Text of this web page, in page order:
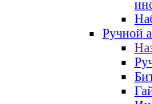
Ручной